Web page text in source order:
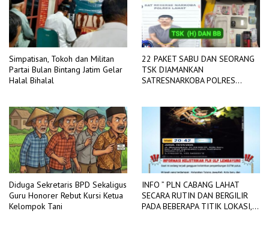
Simpatisan, Tokoh dan Militan
Partai Bulan Bintang Jatim Gelar
Halal Bihalal
22 PAKET SABU DAN SEORANG
TSK DIAMANKAN
SATRESNARKOBA POLRES
Diduga Sekretaris BPD Sekaligus
Guru Honorer Rebut Kursi Ketua
Kelompok Tani
INFO ” PLN CABANG LAHAT
SECARA RUTIN DAN BERGILIR
PADA BEBERAPA TITIK LOKASI,